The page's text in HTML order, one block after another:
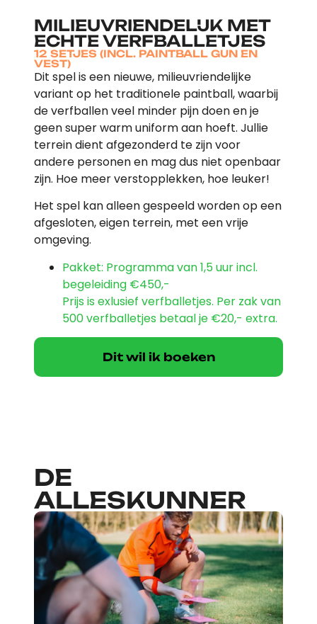
MILIEUVRIENDELIJK MET
ECHTE VERFBALLETJES
12 SETJES (INCL. PAINTBALL GUN EN
VEST)
Dit spel is een nieuwe, milieuvriendelijke
variant op het traditionele paintball, waarbij
de verfballen veel minder pijn doen en je
geen super warm uniform aan hoeft. Jullie
terrein dient afgezonderd te zijn voor
andere personen en mag dus niet openbaar
zijn. Hoe meer verstopplekken, hoe leuker!
Het spel kan alleen gespeeld worden op een
afgesloten, eigen terrein, met een vrije
omgeving.
Pakket: Programma van 1,5 uur incl.
begeleiding €450,-
Prijs is exlusief verfballetjes. Per zak van
500 verfballetjes betaal je €20,- extra.
Dit wil ik boeken
DE
ALLESKUNNER